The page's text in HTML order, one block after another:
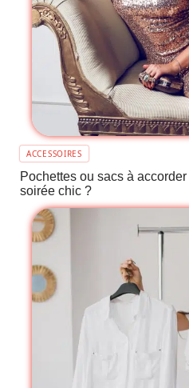
ACCESSOIRES
Pochettes ou sacs à
soirée chic ?